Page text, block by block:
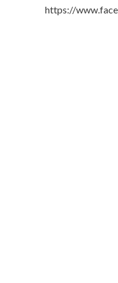
https://